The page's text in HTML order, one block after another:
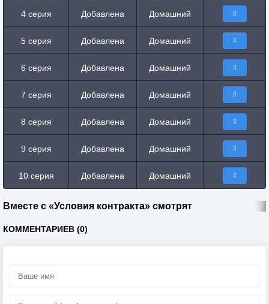
4 серия Добавлена Домашний
5 серия Добавлена Домашний
6 серия Добавлена Домашний
7 серия Добавлена Домашний
8 серия Добавлена Домашний
9 серия Добавлена Домашний
10 серия Добавлена Домашний
Вместе с «Условия контракта» смотрят
КОММЕНТАРИЕВ (0)